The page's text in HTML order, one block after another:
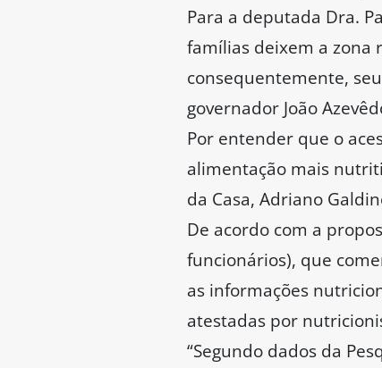
Para a deputada Dra.
famílias deixem a zona
consequentemente,
governador João
Por entender que o
alimentação mais
da Casa, Adriano
De acordo com a
funcionários), que
as informações
atestadas por
“Segundo dados da